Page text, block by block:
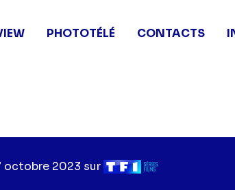
PHOTOTÉLÉ CONTACTS
octobre 2023 sur Chaîne